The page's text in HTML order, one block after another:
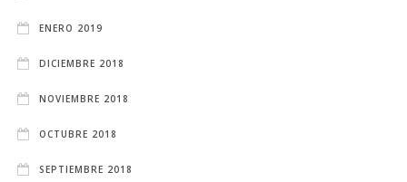
ENERO 2019
DICIEMBRE 2018
NOVIEMBRE 2018
OCTUBRE 2018
SEPTIEMBRE 2018